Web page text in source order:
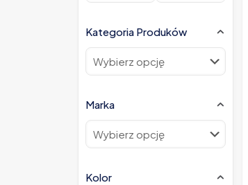
Kategoria Produków
Marka
Kolor